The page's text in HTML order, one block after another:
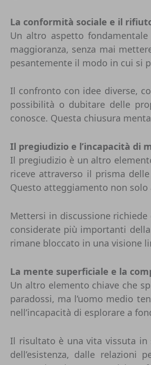
La conformità sociale e il
Un altro aspetto
maggioranza, senza mai
pesantemente il modo in cui si
Il confronto con idee diverse,
possibilità o dubitare delle
conosce. Questa chiusura
Il pregiudizio e l’incapacità di
Il pregiudizio è un altro
riceve attraverso il prisma
Questo atteggiamento non
Mettersi in discussione
considerate più importanti
rimane bloccato in una visione
La mente superficiale e la
Un altro elemento chiave che
paradossi, ma l’uomo medio
nell’incapacità di esplorare a
Il risultato è una vita vissuta in
dell’esistenza, dalle